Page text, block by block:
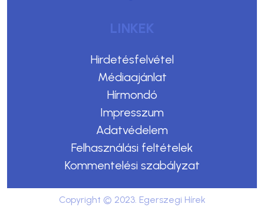
LINKEK
Hirdetésfelvétel
Médiaajánlat
Hírmondó
Impresszum
Adatvédelem
Felhasználási feltételek
Kommentelési szabályzat
Copyright © 2023. Egerszegi Hírek